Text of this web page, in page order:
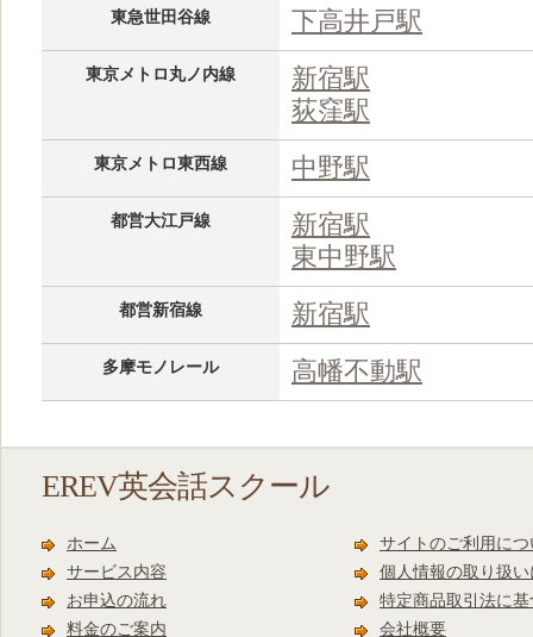
東急世田谷線 下高井戸駅
東京メトロ丸ノ内線
新宿駅
荻窪駅
東京メトロ東西線 中野駅
都営大江戸線
新宿駅
東中野駅
都営新宿線 新宿駅
多摩モノレール 高幡不動駅
EREV英会話スクール
ホーム
サービス内容
お申込の流れ
料金のご案内
サイトのご利用につ
個人情報の取り扱
特定商品取引法に
会社概要